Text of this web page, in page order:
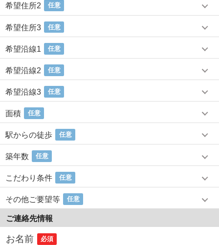
希望住所2 任意
希望住所3 任意
希望沿線1 任意
希望沿線2 任意
希望沿線3 任意
面積 任意
駅からの徒歩 任意
築年数 任意
こだわり条件 任意
その他ご要望等 任意
ご連絡先情報
お名前 必須